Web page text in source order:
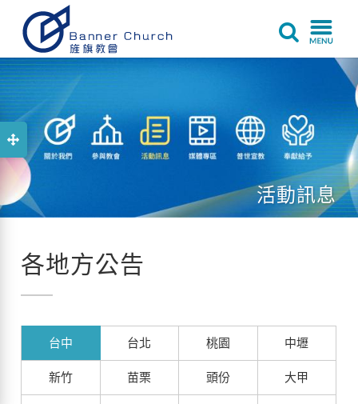
活動訊息
各地方公告
台中 台北 桃園 中壢
新竹 苗栗 頭份 大甲